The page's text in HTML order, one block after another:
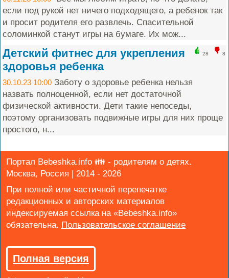
если под рукой нет ничего подходящего, а ребенок так
и просит родителя его развлечь. Спасительной
соломинкой станут игры на бумаге. Их мож...
28 8
Детский фитнес для укрепления
здоровья ребенка
30.10.23 10:00 Заботу о здоровье ребенка нельзя
назвать полноценной, если нет достаточной
физической активности. Дети такие непоседы,
поэтому организовать подвижные игры для них проще
простого, н...
Портал Bebeshka.info 👪 - родителям о детях.
Москва, Россия | 2014 - 2026
При полной или частичной перепечатке
редакционных и авторских материалов
индексируемая ссылка на «Bebeshka.info»
обязательна.
Полная версия